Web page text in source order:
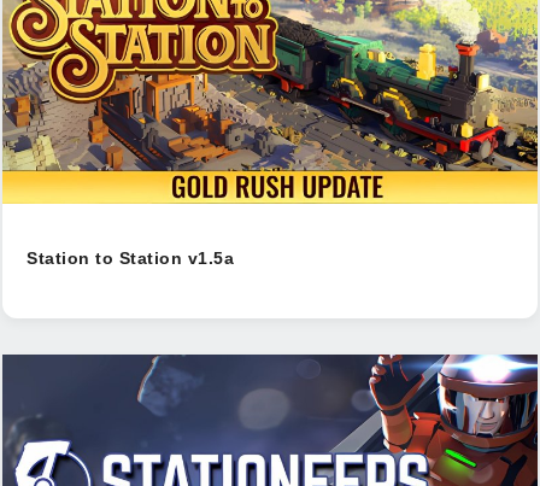
Station to Station v1.5a